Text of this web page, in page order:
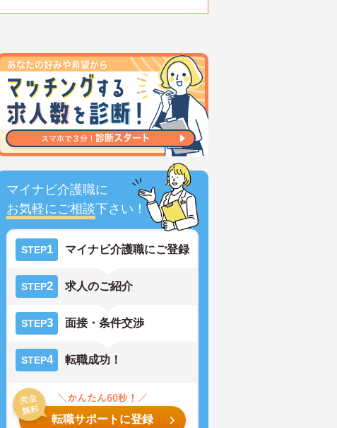
マイナビ介護職に
お気軽にご相談下さい！
STEP1 マイナビ介護職にご登録
STEP2 求人のご紹介
STEP3 面接・条件交渉
STEP4 転職成功！
転職サポートに登録